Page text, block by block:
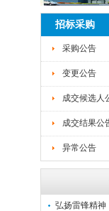
招标采购
采购公告
变更公告
成交候选人
成交结果公
异常公告
弘扬雷锋精神